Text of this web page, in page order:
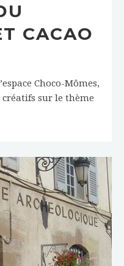
CACAO
Choco-Mômes,
sur le thème